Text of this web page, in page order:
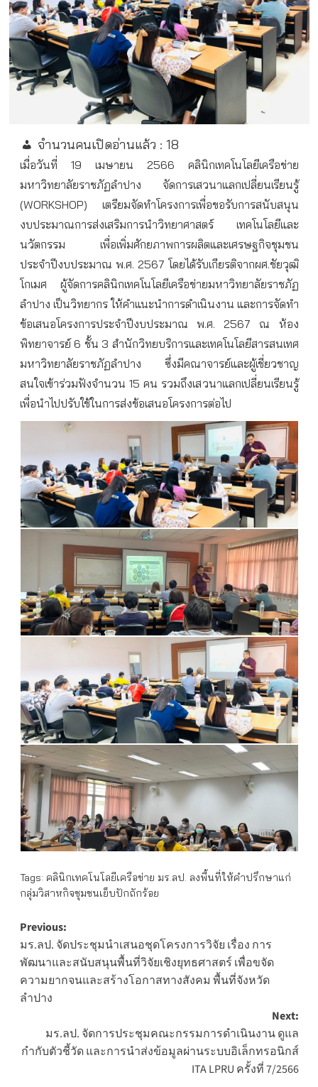
จำนวนคนเปิดอ่านแล้ว : 18
เมื่อวันที่ 19 เมษายน 2566 คลินิกเทคโนโลยีเครือข่าย
มหาวิทยาลัยราชภัฏลำปาง จัดการเสวนาแลกเปลี่ยนเรียนรู้
(WORKSHOP) เตรียมจัดทำโครงการเพื่อขอรับการสนับสนุน
งบประมาณการส่งเสริมการนำวิทยาศาสตร์ เทคโนโลยีและ
นวัตกรรม เพื่อเพิ่มศักยภาพการผลิตและเศรษฐกิจชุมชน
ประจำปีงบประมาณ พ.ศ. 2567 โดยได้รับเกียรติจากผศ.ชัยวุฒิ
โกเมศ ผู้จัดการคลินิกเทคโนโลยีเครือข่ายมหาวิทยาลัยราชภัฏ
ลำปาง เป็นวิทยากร ให้คำแนะนำการดำเนินงาน และการจัดทำ
ข้อเสนอโครงการประจำปีงบประมาณ พ.ศ. 2567 ณ ห้อง
พิทยาจารย์ 6 ชั้น 3 สำนักวิทยบริการและเทคโนโลยีสารสนเทศ
มหาวิทยาลัยราชภัฏลำปาง ซึ่งมีคณาจารย์และผู้เชี่ยวชาญ
สนใจเข้าร่วมฟังจำนวน 15 คน รวมถึงเสวนาแลกเปลี่ยนเรียนรู้
เพื่อนำไปปรับใช้ในการส่งข้อเสนอโครงการต่อไป
Tags: คลินิกเทคโนโลยีเครือข่าย มร.ลป. ลงพื้นที่ให้คำปรึกษาแก่
กลุ่มวิสาหกิจชุมชนเย็บปักถักร้อย
Post
navigation
Previous:
มร.ลป. จัดประชุมนำเสนอชุดโครงการวิจัย เรื่อง การ
พัฒนาและสนับสนุนพื้นที่วิจัยเชิงยุทธศาสตร์ เพื่อขจัด
ความยากจนและสร้างโอกาสทางสังคม พื้นที่จังหวัด
ลำปาง
Next:
มร.ลป. จัดการประชุมคณะกรรมการดำเนินงาน ดูแล
กำกับตัวชี้วัด และการนำส่งข้อมูลผ่านระบบอิเล็กทรอนิกส์
ITA LPRU ครั้งที่ 7/2566